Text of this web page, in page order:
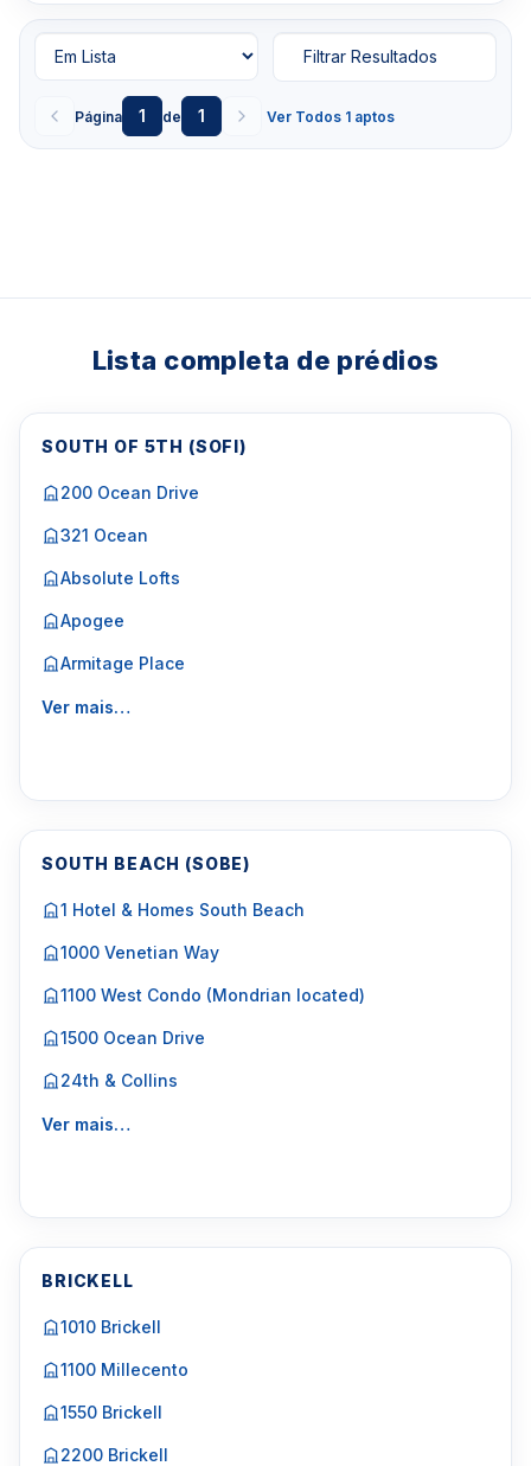
Página 1 de 1 Ver Todos 1 aptos
Filtrar Resultados
Lista completa de prédios
SOUTH OF 5TH (SOFI)
200 Ocean Drive
321 Ocean
Absolute Lofts
Apogee
Armitage Place
Ver mais…
SOUTH BEACH (SOBE)
1 Hotel & Homes South Beach
1000 Venetian Way
1100 West Condo (Mondrian located)
1500 Ocean Drive
24th & Collins
Ver mais…
BRICKELL
1010 Brickell
1100 Millecento
1550 Brickell
2200 Brickell